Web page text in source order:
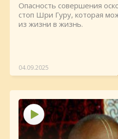
Опасность совершения
стоп Шри Гуру, которая
из жизни в жизнь.
04.09.2025